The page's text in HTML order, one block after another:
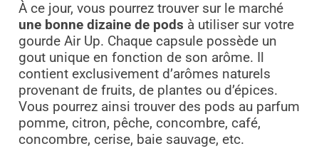
À ce jour, vous pourrez trouver sur le marché
une bonne dizaine de pods à utiliser sur votre
gourde Air Up. Chaque capsule possède un
gout unique en fonction de son arôme. Il
contient exclusivement d’arômes naturels
provenant de fruits, de plantes ou d’épices.
Vous pourrez ainsi trouver des pods au parfum
pomme, citron, pêche, concombre, café,
concombre, cerise, baie sauvage, etc.